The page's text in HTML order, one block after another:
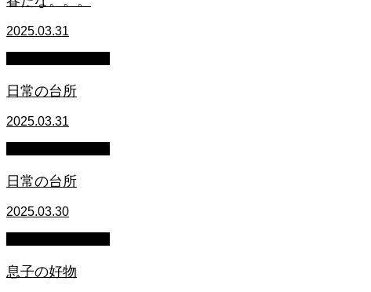
2025.03.31
日常の台所
2025.03.31
日常の台所
2025.03.30
息子の好物